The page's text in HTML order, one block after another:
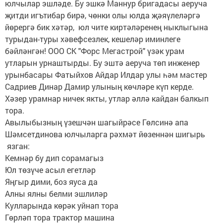
юлчылар эшләде. Бу эшкә Маннур бригадасы аеруча
җитди игътибар бирә, чөнки олы юлда җәяүлеләргә
йөрергә бик хәтәр, юл чите киртәләренең ныклыгына
турыдан-туры хәвефсезлек, кешеләр иминлеге
бәйләнгән! ООО СК "Форс Мегастрой" үзәк урам
утларын урнаштырды. Бу эштә аеруча төп инженер
урынбасары Фатыйхов Айдар Илдар улы һәм мастер
Садриев Динар Дамир улының көчләре күп керде.
Хәзер урамнар ничек якты, утлар әллә кайдан балкып
тора.
Авылыбызның үзешчән шагыйрәсе Гөлсинә апа
Шәмсетдинова юлчыларга рәхмәт йөзеннән шигырь
язган:
Кемнәр бу дип сорамагыз
Юл төзүче асыл егетләр
Яңгыр дими, боз яуса да
Алны ялны белми эшлиләр
Кулларында көрәк уйнап тора
Гөрләп тора трактор машина